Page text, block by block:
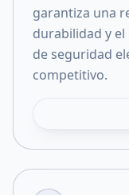
garantiza una
durabilidad y
de seguridad
competitivo.